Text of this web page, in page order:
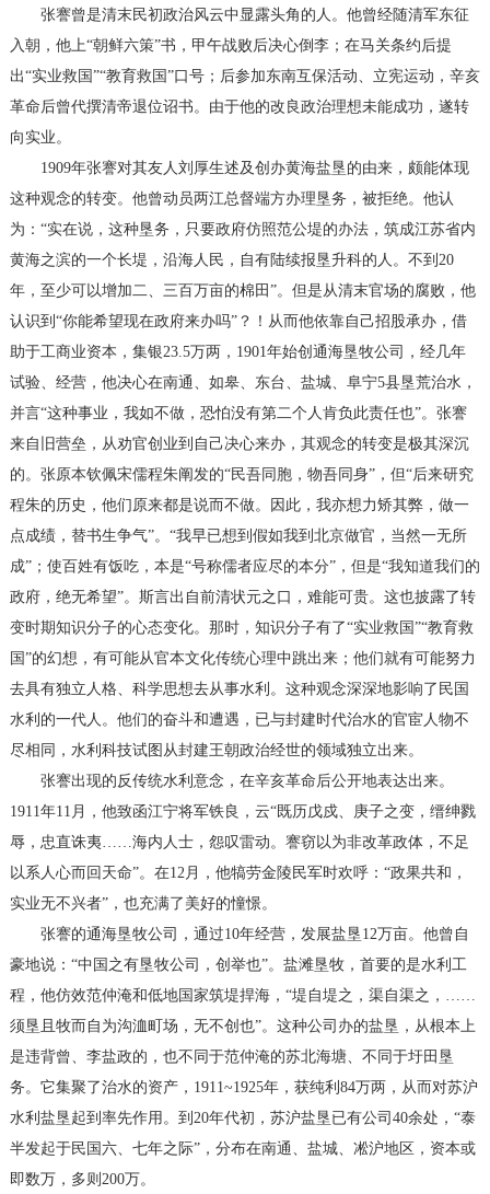
张謇曾是清末民初政治风云中显露头角的人。他曾经随清军东征
入朝，他上“朝鲜六策”书，甲午战败后决心倒李；在马关条约后提
出“实业救国”“教育救国”口号；后参加东南互保活动、立宪运动，辛亥
革命后曾代撰清帝退位诏书。由于他的改良政治理想未能成功，遂转
向实业。
1909年张謇对其友人刘厚生述及创办黄海盐垦的由来，颇能体现
这种观念的转变。他曾动员两江总督端方办理垦务，被拒绝。他认
为：“实在说，这种垦务，只要政府仿照范公堤的办法，筑成江苏省内
黄海之滨的一个长堤，沿海人民，自有陆续报垦升科的人。不到20
年，至少可以增加二、三百万亩的棉田”。但是从清末官场的腐败，他
认识到“你能希望现在政府来办吗”？！从而他依靠自己招股承办，借
助于工商业资本，集银23.5万两，1901年始创通海垦牧公司，经几年
试验、经营，他决心在南通、如皋、东台、盐城、阜宁5县垦荒治水，
并言“这种事业，我如不做，恐怕没有第二个人肯负此责任也”。张謇
来自旧营垒，从劝官创业到自己决心来办，其观念的转变是极其深沉
的。张原本钦佩宋儒程朱阐发的“民吾同胞，物吾同身”，但“后来研究
程朱的历史，他们原来都是说而不做。因此，我亦想力矫其弊，做一
点成绩，替书生争气”。“我早已想到假如我到北京做官，当然一无所
成”；使百姓有饭吃，本是“号称儒者应尽的本分”，但是“我知道我们的
政府，绝无希望”。斯言出自前清状元之口，难能可贵。这也披露了转
变时期知识分子的心态变化。那时，知识分子有了“实业救国”“教育救
国”的幻想，有可能从官本文化传统心理中跳出来；他们就有可能努力
去具有独立人格、科学思想去从事水利。这种观念深深地影响了民国
水利的一代人。他们的奋斗和遭遇，已与封建时代治水的官宦人物不
尽相同，水利科技试图从封建王朝政治经世的领域独立出来。
张謇出现的反传统水利意念，在辛亥革命后公开地表达出来。
1911年11月，他致函江宁将军铁良，云“既历戊戍、庚子之变，缙绅戮
辱，忠直诛夷……海内人士，怨叹雷动。謇窃以为非改革政体，不足
以系人心而回天命”。在12月，他犒劳金陵民军时欢呼：“政果共和，
实业无不兴者”，也充满了美好的憧憬。
张謇的通海垦牧公司，通过10年经营，发展盐垦12万亩。他曾自
豪地说：“中国之有垦牧公司，创举也”。盐滩垦牧，首要的是水利工
程，他仿效范仲淹和低地国家筑堤捍海，“堤自堤之，渠自渠之，……
须垦且牧而自为沟洫町场，无不创也”。这种公司办的盐垦，从根本上
是违背曾、李盐政的，也不同于范仲淹的苏北海塘、不同于圩田垦
务。它集聚了治水的资产，1911~1925年，获纯利84万两，从而对苏沪
水利盐垦起到率先作用。到20年代初，苏沪盐垦已有公司40余处，“泰
半发起于民国六、七年之际”，分布在南通、盐城、凇沪地区，资本或
即数万，多则200万。